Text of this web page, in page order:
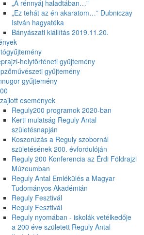
„A rénnyáj haladtában…”
„Ez tehát az én akaratom…” Dubniczay
István hagyatéka
Bányászati kiállítás 2019.11.20.
helytörténeti gyűjtemény
gyűjtemény
gyűjtemény
események
Reguly200 programok 2020-ban
Kerti mulatság Reguly Antal
születésnapján
Koszorúzás a Reguly szobornál
születésének 200. évfordulóján
Reguly 200 Konferencia az Érdi Földrajzi
Múzeumban
Reguly Antal Emlékülés a Magyar
Tudományos Akadémián
Reguly Fesztivál
Reguly Fesztivál
Reguly nyomában - iskolák vetélkedője
a 200 éve született Reguly Antal